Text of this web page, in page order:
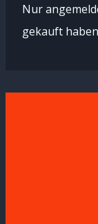
Nur
gekauft